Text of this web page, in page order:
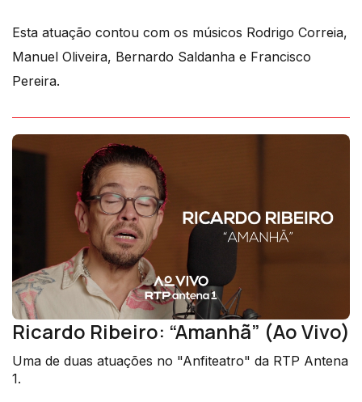
Esta atuação contou com os músicos Rodrigo Correia,
Manuel Oliveira, Bernardo Saldanha e Francisco
Pereira.
Ricardo Ribeiro: “Amanhã” (Ao Vivo)
Uma de duas atuações no "Anfiteatro" da RTP Antena
1.